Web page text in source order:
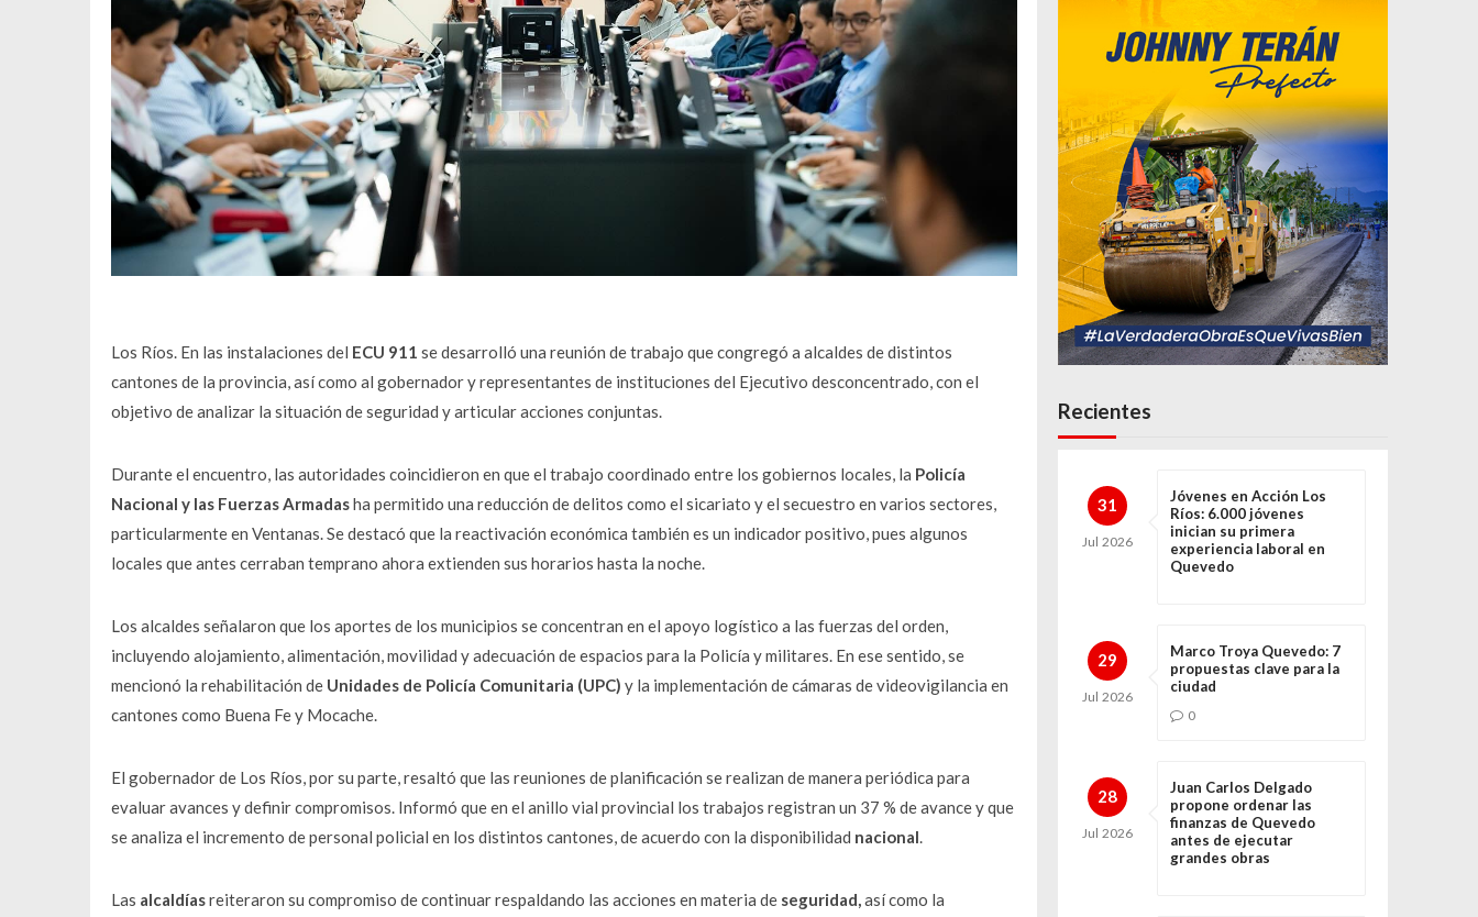
Los Ríos. En las instalaciones del ECU 911 se desarrolló una reunión de trabajo que congregó a alcaldes de distintos
cantones de la provincia, así como al gobernador y representantes de instituciones del Ejecutivo desconcentrado, con el
objetivo de analizar la situación de seguridad y articular acciones conjuntas.
Durante el encuentro, las autoridades coincidieron en que el trabajo coordinado entre los gobiernos locales, la Policía
Nacional y las Fuerzas Armadasha permitido una reducción de delitos como el sicariato y el secuestro en varios sectores,
particularmente en Ventanas. Se destacó que la reactivación económica también es un indicador positivo, pues algunos
locales que antes cerraban temprano ahora extienden sus horarios hasta la noche.
Los alcaldes señalaron que los aportes de los municipios se concentran en el apoyo logístico a las fuerzas del orden,
incluyendo alojamiento, alimentación, movilidad y adecuación de espacios para la Policía y militares. En ese sentido, se
mencionó la rehabilitación de Unidades de Policía Comunitaria (UPC) y la implementación de cámaras de videovigilancia en
cantones como Buena Fe y Mocache.
El gobernador de Los Ríos, por su parte, resaltó que las reuniones de planificación se realizan de manera periódica para
evaluar avances y definir compromisos. Informó que en el anillo vial provincial los trabajos registran un 37 % de avance y que
se analiza el incremento de personal policial en los distintos cantones, de acuerdo con la disponibilidad nacional.
Las alcaldíasreiteraron su compromiso de continuar respaldando las acciones en materia de seguridad,así como la
Recientes
31
Jul 2026
Jóvenes en Acción Los
Ríos: 6.000 jóvenes
inician su primera
experiencia laboral en
Quevedo
29
Jul 2026
Marco Troya Quevedo: 7
propuestas clave para la
ciudad
0
28
Jul 2026
Juan Carlos Delgado
propone ordenar las
finanzas de Quevedo
antes de ejecutar
grandes obras